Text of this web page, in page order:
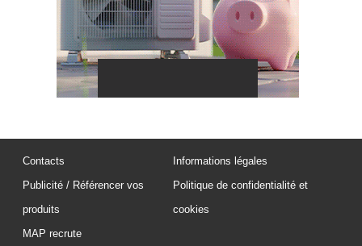
Contacts
Publicité / Référencer vos
produits
MAP recrute
Informations légales
Politique de confidentialité et
cookies